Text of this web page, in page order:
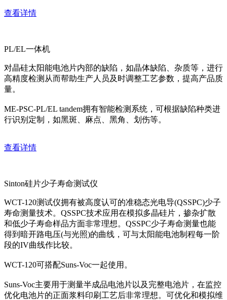
查看详情
PL/EL一体机
对晶硅太阳能电池片内部的缺陷，如晶体缺陷、杂质等，进行
高精度检测从而帮助生产人员及时调整工艺参数，提高产品质
量。
ME-PSC-PL/EL tandem拥有智能检测系统，可根据缺陷种类进
行识别定制，如黑斑、麻点、黑角、划伤等。
查看详情
Sinton硅片少子寿命测试仪
WCT-120测试仪拥有被高度认可的准稳态光电导(QSSPC)少子
寿命测量技术。QSSPC技术应用在模拟多晶硅片，掺杂扩散
和低少子寿命样品方面非常理想。QSSPC少子寿命测量也能
得到暗开路电压(与光照)的曲线，可与太阳能电池制程每一阶
段的IV曲线作比较。
WCT-120可搭配Suns-Voc一起使用。
Suns-Voc主要用于测量半成品电池片以及完整电池片，在监控
优化电池片的正面浆料印刷工艺后非常理想。可优化和模拟维